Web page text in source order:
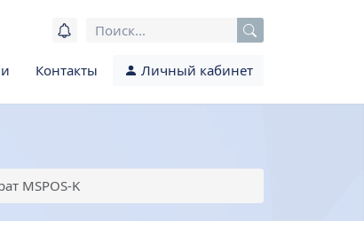
Контакты Личный кабинет
MSPOS-K